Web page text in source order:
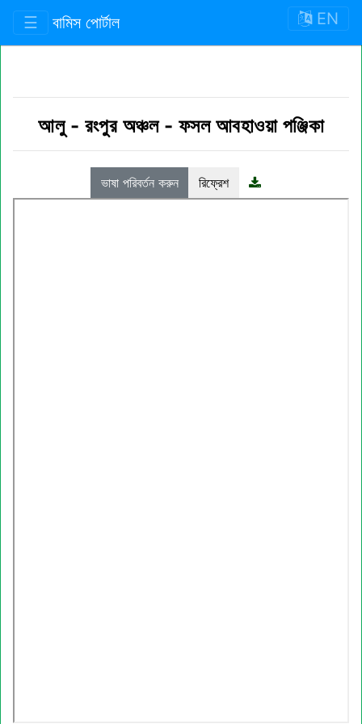
☰ বামিস পোর্টাল EN
আলু - রংপুর অঞ্চল- ফসল আবহাওয়া পঞ্জিকা
ভাষা পরিবর্তন করুন রিফ্রেশ